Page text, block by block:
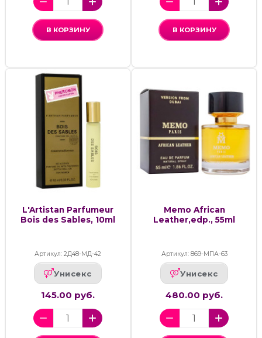
В КОРЗИНУ В КОРЗИНУ
L'Artistan Parfumeur
Bois des Sables, 10ml
Артикул: 2Д48-МД-42
Унисекс
145.00 руб.
Memo African
Leather,edp., 55ml
Артикул: 869-МПА-63
Унисекс
480.00 руб.